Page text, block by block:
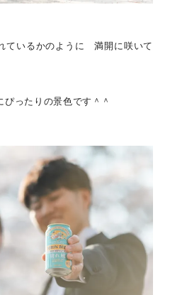
ているかのように 満開に咲いて
ったりの景色です＾＾